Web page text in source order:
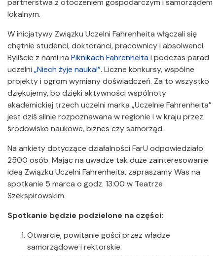
partnerstwa z otoczeniem gospodarczym i samorządem
lokalnym.
W inicjatywy Związku Uczelni Fahrenheita włączali się
chętnie studenci, doktoranci, pracownicy i absolwenci.
Byliście z nami na Piknikach Fahrenheitai podczas parad
uczelni „Niech żyje nauka!”. Liczne konkursy, wspólne
projekty i ogrom wymiany doświadczeń. Za to wszystko
dziękujemy, bo dzięki aktywności wspólnoty
akademickiej trzech uczelni marka „Uczelnie Fahrenheita”
jest dziś silnie rozpoznawana w regionie i w kraju przez
środowisko naukowe, biznes czy samorząd.
Na ankiety dotyczące działalności FarU odpowiedziało
2500 osób. Mając na uwadze tak duże zainteresowanie
ideą Związku Uczelni Fahrenheita, zapraszamy Was na
spotkanie 5 marca o godz. 13:00 w Teatrze
Szekspirowskim.
Spotkanie będzie podzielone na części:
Otwarcie, powitanie gości przez władze
samorządowe i rektorskie.